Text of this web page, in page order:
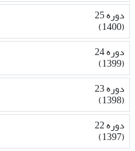
دوره 25
(1400)
دوره 24
(1399)
دوره 23
(1398)
دوره 22
(1397)